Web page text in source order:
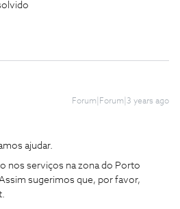
Forum|Forum|3 years ago
ajudar.
nos serviços na zona do Porto
sugerimos que, por favor,